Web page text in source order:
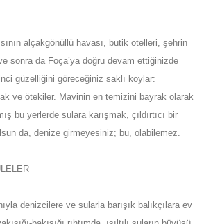
alçakgönüllü havası, butik otelleri, şehrin
sonra da Foça’ya doğru devam ettiğinizde
güzelliğini göreceğiniz saklı koylar:
ve ötekiler. Mavinin en temizini bayrak olarak
bu yerlerde sulara karışmak, çıldırtıcı bir
da, denize girmeyesiniz; bu, olabilemez.
denizcilere ve sularla barışık balıkçılara ev